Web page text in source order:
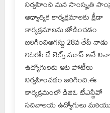
నిర్వహించి మన సాంస్కృతి
ఆధ్యాత్మిక కార్యక్రమాలకు క్రీడా
కార్యక్రమాలను జోడించడం
జరిగిందిఆగస్టు 28వ తేదీ
లిటరసీ డే లెట్స్ మూవ్ అనే
ఉద్యోగులకు ఆట పోటీలు
నిర్వహించడం జరిగింది.ఈ
కార్యక్రమంలో డిజిఓ టీఎన్జీవో
సచివాలయ ఉద్యోగులు మరియు